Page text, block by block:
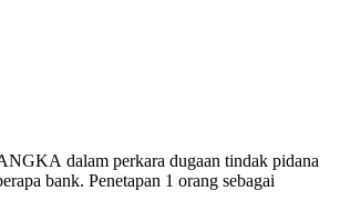
dalam perkara dugaan tindak pidana
bank. Penetapan 1 orang sebagai